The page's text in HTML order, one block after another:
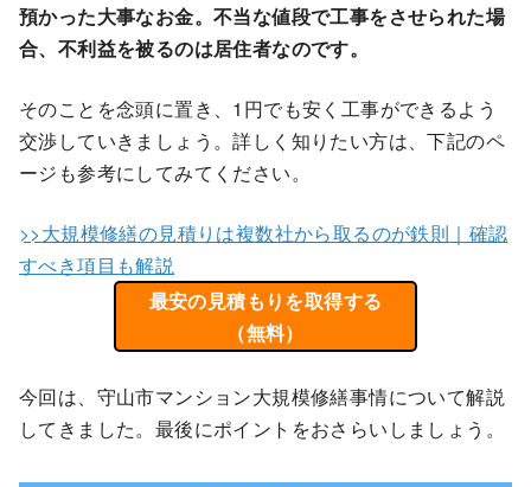
預かった大事なお金。不当な値段で工事をさせられた場
合、不利益を被るのは居住者なのです。
そのことを念頭に置き、1円でも安く工事ができるよう
交渉していきましょう。詳しく知りたい方は、下記のペ
ージも参考にしてみてください。
>>大規模修繕の見積りは複数社から取るのが鉄則｜確認
すべき項目も解説
最安の見積もりを取得する
（無料）
今回は、守山市マンション大規模修繕事情について解説
してきました。最後にポイントをおさらいしましょう。